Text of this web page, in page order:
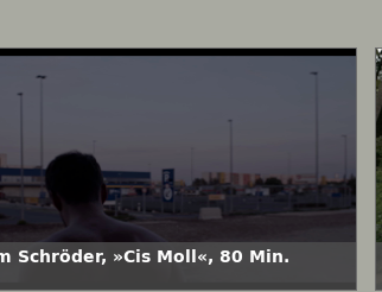
Schröder, »Cis Moll«, 80 Min.